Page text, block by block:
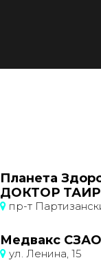
Планета
ДОКТОР ТАИР
пр-т
Медвакс СЗАО
ул. Ленина, 15